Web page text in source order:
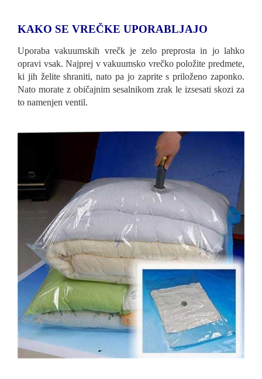
KAKO SE VREČKE UPORABLJAJO
Uporaba vakuumskih vrečk je zelo preprosta in jo lahko
opravi vsak. Najprej v vakuumsko vrečko položite predmete,
ki jih želite shraniti, nato pa jo zaprite s priloženo zaponko.
Nato morate z običajnim sesalnikom zrak le izsesati skozi za
to namenjen ventil.